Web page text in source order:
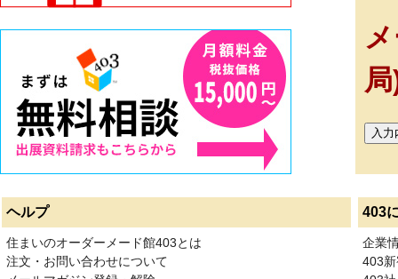
ヘルプ 403
住まいのオーダーメード館403とは
注文・お問い合わせについて
企業
403